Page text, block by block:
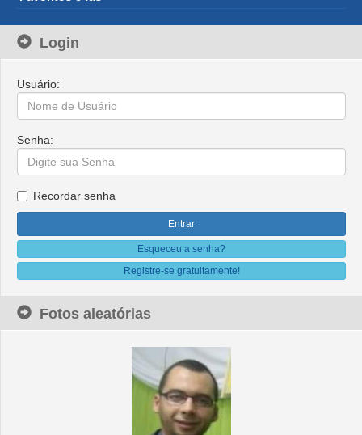
Login
Usuário:
Senha:
Recordar senha
Esqueceu a senha?
Registre-se gratuitamente!
Fotos aleatórias